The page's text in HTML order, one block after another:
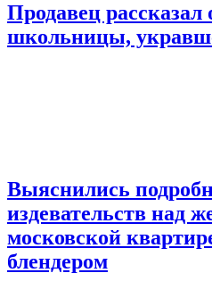
Продавец рассказал
школьницы,
Выяснились
издевательств над
московской
блендером